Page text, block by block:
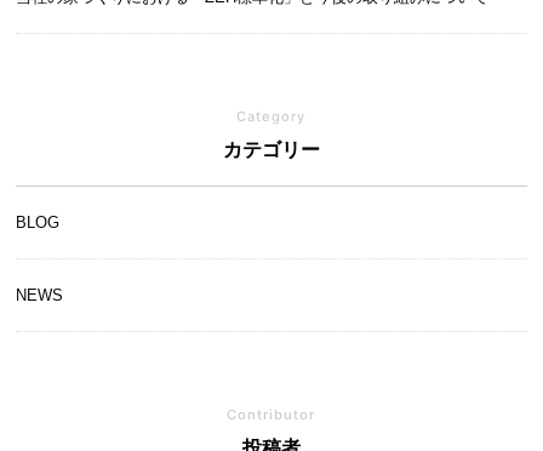
Category
カテゴリー
BLOG
NEWS
Contributor